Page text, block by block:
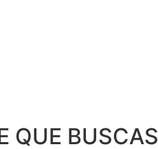
QUE BUSCAS